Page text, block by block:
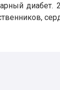
диабет.